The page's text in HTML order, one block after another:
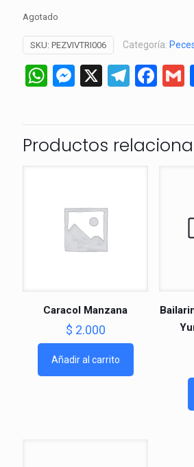
Agotado
SKU: PEZVIVTRI006 Categoría:
WhatsApp
Messenger
X
Productos
Caracol Manzana
$ 2.000
Añadir al carrito